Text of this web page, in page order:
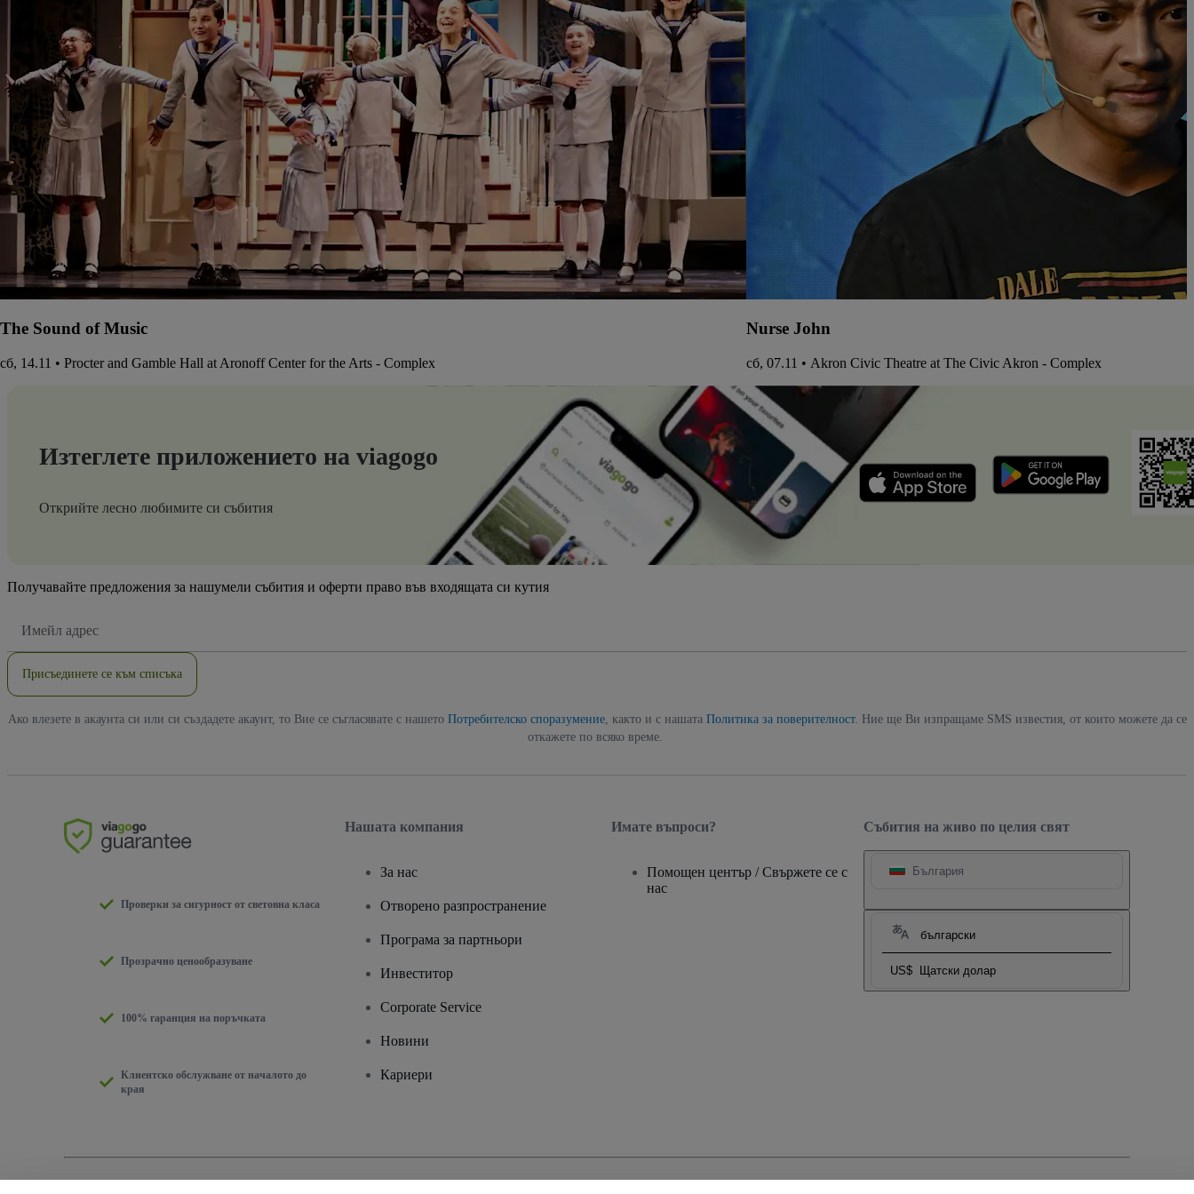
The Sound of Music
сб, 14.11 • Procter and Gamble Hall at Aronoff Center for the Arts - Complex
Nurse John
сб, 07.11 • Akron Civic Theatre at The Civic Akron - Complex
Изтеглете приложението на viagogo
Открийте лесно любимите си събития
Получавайте предложения за нашумели събития и оферти право във входящата си кутия
адрес
Присъединете се към списъка
Ако влезете в акаунта си или си създадете акаунт, то Вие се съгласявате с нашето Потребителско споразумение, както и с нашата Политика за поверителност. Ние ще Ви изпращаме SMS известия, от които можете да се
откажете по всяко време.
Събития на живо по целия свят
България
български
US$ Щатски долар
Проверки за сигурност от световна класа
Прозрачно ценообразуване
100% гаранция на поръчката
Клиентско обслужване от началото до
края
Нашата компания
За нас
Отворено разпространение
Програма за партньори
Инвеститор
Corporate Service
Новини
Кариери
Имате въпроси?
Помощен център / Свържете се с
нас